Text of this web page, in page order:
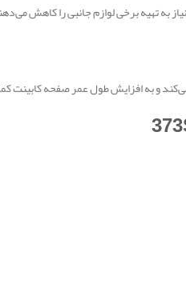
به تهیه برخی لوازم جانبی را کاهش
و به افزایش طول عمر صفحه کابینت